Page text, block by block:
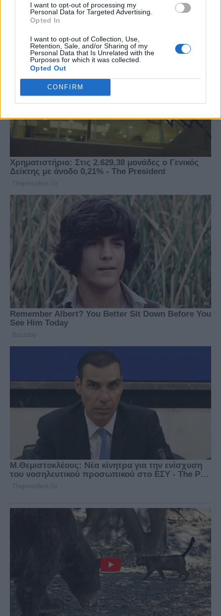
I want to opt-out of processing my
Personal Data for Targeted Advertising.
Opted In
I want to opt-out of Collection, Use,
Retention, Sale, and/or Sharing of my
Personal Data that Is Unrelated with the
Purposes for which it was collected.
Opted Out
CONFIRM